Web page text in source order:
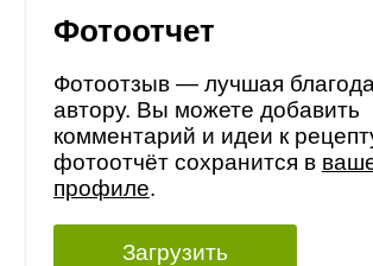
Фотоотчет
Фотоотзыв — лучшая
автору. Вы можете добавить
комментарий и идеи к
фотоотчёт сохранится в
профиле.
Загрузить